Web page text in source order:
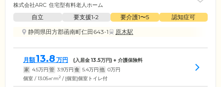
株式会社ARC 住宅型有料老人ホーム
自立 要支援1•2 要介護1〜5
認知症可
静岡県田方郡函南町仁田643-1
原木駅
月額13.8 万円 (入居金13.5万円) + 介護保険料
家 4.5万円 管 3.9万円 食 5.4万円 他 0万円
個室 / 13.05㎡m2 / [個室]個室トイレ付